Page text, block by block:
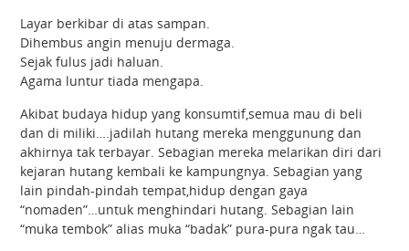
Layar berkibar di atas sampan.
Dihembus angin menuju dermaga.
Sejak fulus jadi haluan.
Agama luntur tiada mengapa.
Akibat budaya hidup yang konsumtif,semua mau di beli
dan di miliki….jadilah hutang mereka menggunung dan
akhirnya tak terbayar. Sebagian mereka melarikan diri dari
kejaran hutang kembali ke kampungnya. Sebagian yang
lain pindah-pindah tempat,hidup dengan gaya
“nomaden”…untuk menghindari hutang. Sebagian lain
“muka tembok” alias muka “badak” pura-pura ngak tau…